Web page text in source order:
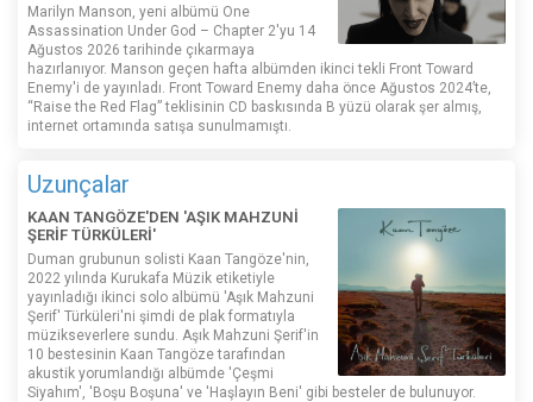
Marilyn Manson, yeni albümü One
Assassination Under God – Chapter 2'yu 14
Ağustos 2026 tarihinde çıkarmaya
hazırlanıyor. Manson geçen hafta albümden ikinci tekli Front Toward
Enemy'i de yayınladı. Front Toward Enemy daha önce Ağustos 2024’te,
“Raise the Red Flag” teklisinin CD baskısında B yüzü olarak şer almış,
internet ortamında satışa sunulmamıştı.
Uzunçalar
KAAN TANGÖZE'DEN 'AŞIK MAHZUNİ
ŞERİF TÜRKÜLERİ'
Duman grubunun solisti Kaan Tangöze'nin,
2022 yılında Kurukafa Müzik etiketiyle
yayınladığı ikinci solo albümü 'Aşık Mahzuni
Şerif' Türküleri'ni şimdi de plak formatıyla
müzikseverlere sundu. Aşık Mahzuni Şerif'in
10 bestesinin Kaan Tangöze tarafından
akustik yorumlandığı albümde 'Çeşmi
Siyahım', 'Boşu Boşuna' ve 'Haşlayın Beni' gibi besteler de bulunuyor.